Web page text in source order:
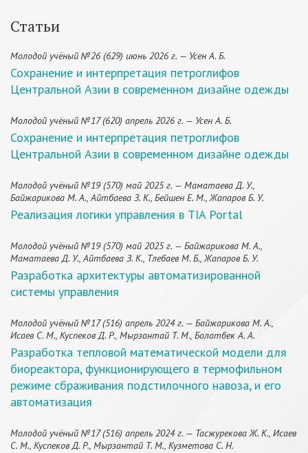
Статьи
Молодой учёный №26 (629) июнь 2026 г. — Усен А. Б.
Сохранение и интерпретация петроглифов
Центральной Азии в современном дизайне одежды
Молодой учёный №17 (620) апрель 2026 г. — Усен А. Б.
Сохранение и интерпретация петроглифов
Центральной Азии в современном дизайне одежды
Молодой учёный №19 (570) май 2025 г. — Маматаева Д. У.,
Байжарикова М. А., Айтбаева З. К., Бейшен Е. М., Жапаров Б. У.
Реализация логики управления в TIA Portal
Молодой учёный №19 (570) май 2025 г. — Байжарикова М. А.,
Маматаева Д. У., Айтбаева З. К., Тлебаев М. Б., Жапаров Б. У.
Разработка архитектуры автоматизированной
системы управления
Молодой учёный №17 (516) апрель 2024 г. — Байжарикова М. А.,
Исаев С. М., Куспеков Д. Р., Мырзантай Т. М., Болатбек А. А.
Разработка тепловой математической модели для
биореактора, функционирующего в термофильном
режиме сбраживания подстилочного навоза, и его
автоматизация
Молодой учёный №17 (516) апрель 2024 г. — Тасжурекова Ж. К., Исаев
С. М., Куспеков Д. Р., Мырзантай Т. М., Кузметова С. Н.